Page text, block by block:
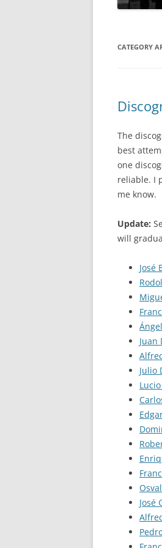
CATEGORY
The
best
one
reliable. I
me know.
Update:
will
José
Juan
Julio
José